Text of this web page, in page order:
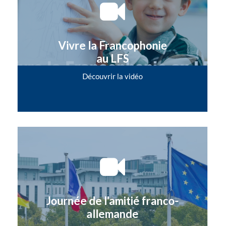
Vivre la Francophonie
au LFS
Découvrir la vidéo
Journée de l'amitié franco-
allemande